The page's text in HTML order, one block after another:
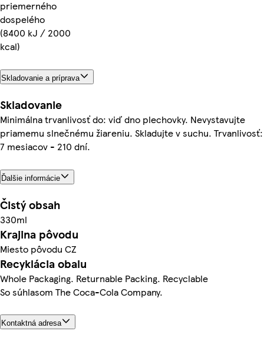
priemerného
dospelého
(8400 kJ / 2000
kcal)
Skladovanie a príprava
Skladovanie
Minimálna trvanlivosť do: viď dno plechovky. Nevystavujte
priamemu slnečnému žiareniu. Skladujte v suchu. Trvanlivosť:
7 mesiacov - 210 dní.
Ďalšie informácie
Čistý obsah
330ml
Krajina pôvodu
Miesto pôvodu CZ
Recyklácia obalu
Whole Packaging. Returnable Packing. Recyclable
So súhlasom The Coca-Cola Company.
Kontaktná adresa